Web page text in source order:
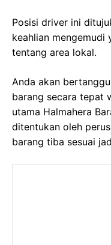
Posisi driver ini
keahlian mengemudi
tentang area lokal.
Anda akan
barang secara tepat
utama Halmahera
ditentukan oleh
barang tiba sesuai